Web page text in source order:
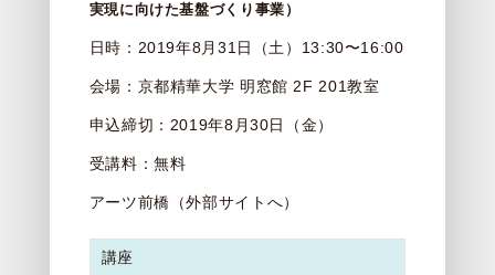
実現に向けた基盤づくり事業）
日時：2019年8月31日（土）13:30〜16:00
会場：京都精華大学 明窓館 2F 201教室
申込締切：2019年8月30日（金）
受講料：無料
アーツ前橋（外部サイトへ）
講座